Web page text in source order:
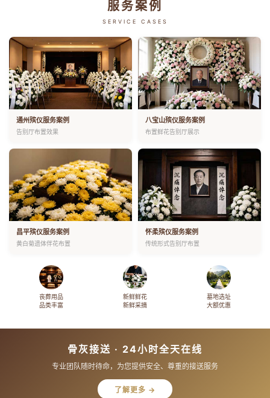
服务案例
SERVICE CASES
通州殡仪服务案例
告别厅布置效果
八宝山殡仪服务案例
布置鲜花告别厅展示
昌平殡仪服务案例
黄白菊遗体伴花布置
怀柔殡仪服务案例
传统形式告别厅布置
丧葬用品
品类丰富
新鲜鲜花
新鲜采摘
墓地选址
大额优惠
骨灰接送 · 24小时全天在线
专业团队随时待命，为您提供安全、尊重的接送服务
了解更多 →